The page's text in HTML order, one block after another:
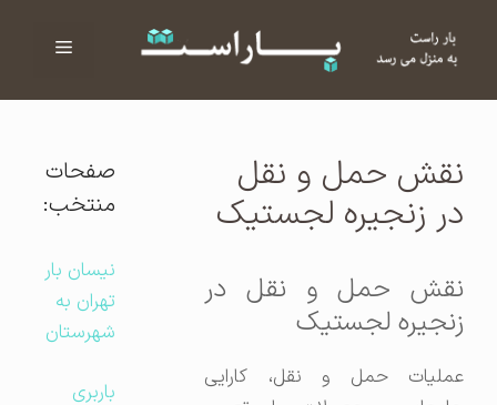
فهرست
نقش حمل و نقل
در زنجیره لجستیک
نقش حمل و نقل در
زنجیره لجستیک
عملیات حمل و نقل، کارایی
صفحات
منتخب:
نیسان بار
تهران به
شهرستان
باربری